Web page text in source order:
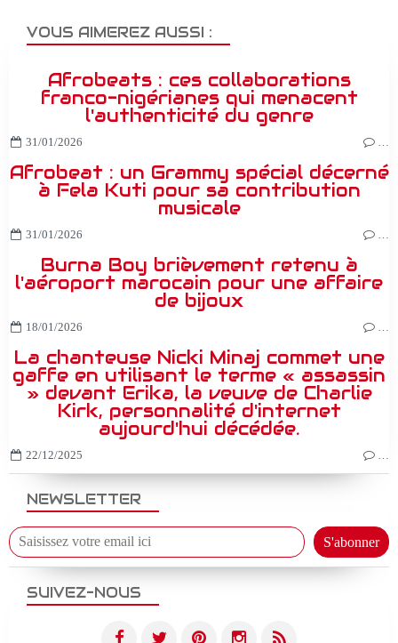
NEWSLETTER
SUIVEZ-NOUS
VOUS AIMEREZ AUSSI :
Afrobeats : ces collaborations
franco-nigérianes qui menacent
l'authenticité du genre
31/01/2026
Afrobeat : un Grammy spécial décerné
à Fela Kuti pour sa contribution
musicale
31/01/2026
Burna Boy brièvement retenu à
l'aéroport marocain pour une affaire
de bijoux
18/01/2026
La chanteuse Nicki Minaj commet une
gaffe en utilisant le terme « assassin
» devant Erika, la veuve de Charlie
Kirk, personnalité d'internet
aujourd'hui décédée.
22/12/2025